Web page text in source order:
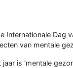
Internationale Dag
van mentale
is ‘mentale